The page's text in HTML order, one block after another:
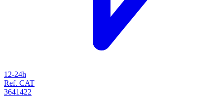
12-24h
Ref. CAT
3641422